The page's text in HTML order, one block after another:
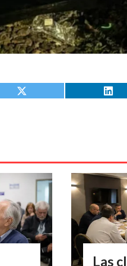
Las